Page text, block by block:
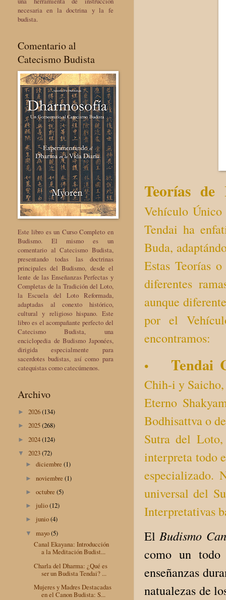
Teorías de
Vehículo
Tendai ha
Buda,
Estas Teorías
diferentes
aunque
por el
encontramos:
•
Tendai
Chih-i y
Eterno
Bodhisattva o
Sutra del
interpreta todo
especializado.
universal del
Interpretativas
ElBudismo
como un
enseñanzas
natualezas de
necesaria en la doctrina y la fe
budista.
Comentario al
Catecismo Budista
Este libro es un Curso Completo en
Budismo. El mismo es un
comentario al Catecismo Budista,
presentando todas las doctrinas
principales del Budismo, desde el
lente de las Enseñanzas Perfectas y
Completas de la Tradición del Loto,
la Escuela del Loto Reformada,
adaptadas al conexto histórico,
cultural y religioso hispano. Este
libro es el acompañante perfecto del
Catecismo Budista, una
enciclopedia de Budismo Japonées,
dirigida especialmente para
sacerdotes budistas, así como para
catequistas como catecúmenos.
Archivo
► 2026(134)
► 2025(268)
► 2024(124)
▼ 2023(72)
►diciembre(1)
►noviembre(1)
►octubre(5)
► julio(12)
► junio(4)
▼mayo(5)
Canal Ekayana: Introducción
a la Meditación Budist...
Charla del Dharma: ¿Qué es
ser un Budista Tendai? ...
Mujeres y Madres Destacadas
en el Canon Budista: S...